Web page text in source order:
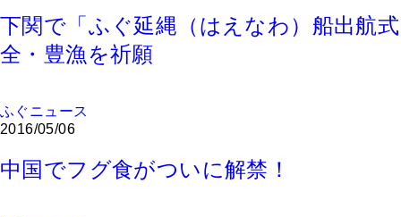
下関で「ふぐ延縄（はえなわ）船出航
全・豊漁を祈願
ふぐニュース
2016/05/06
中国でフグ食がついに解禁！